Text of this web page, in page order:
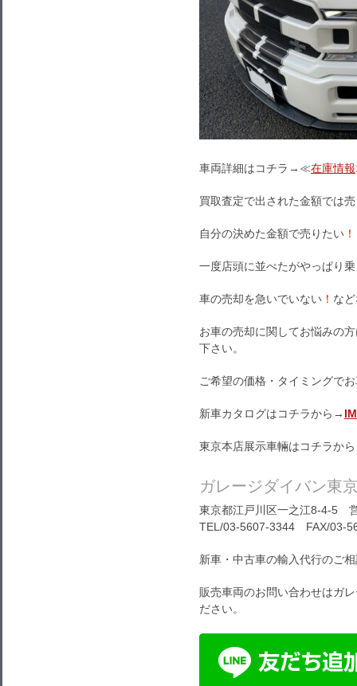
車両詳細はコチラ→≪在庫情報
買取査定で出された金額では
自分の決めた金額で売りたい ！
一度店頭に並べたがやっぱり
車の売却を急いでいない ！ な
お車の売却に関してお悩みの
下さい。
ご希望の価格・タイミングで
新車カタログはコチラから→
東京本店展示車輛はコチラか
ガレージダイバン東
東京都江戸川区一之江8-4-5
TEL/03-5607-3344 FAX/03-
新車・中古車の輸入代行のご
販売車両のお問い合わせはガ
ださい。